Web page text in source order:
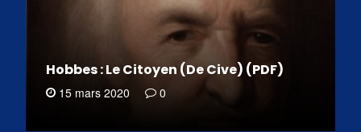
Hobbes : Le Citoyen (De Cive) (PDF)
15 mars 2020 0